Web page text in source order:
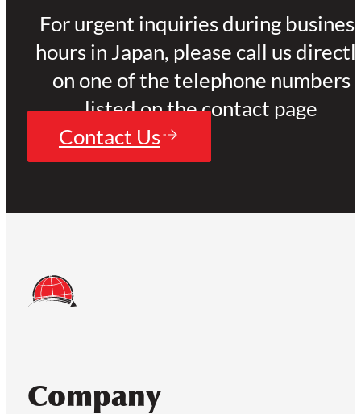
For urgent inquiries during
hours in Japan, please call us
on one of the telephone numbers
listed on the contact page
Contact Us
Company